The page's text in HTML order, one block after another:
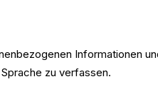
Informationen
zu verfassen.